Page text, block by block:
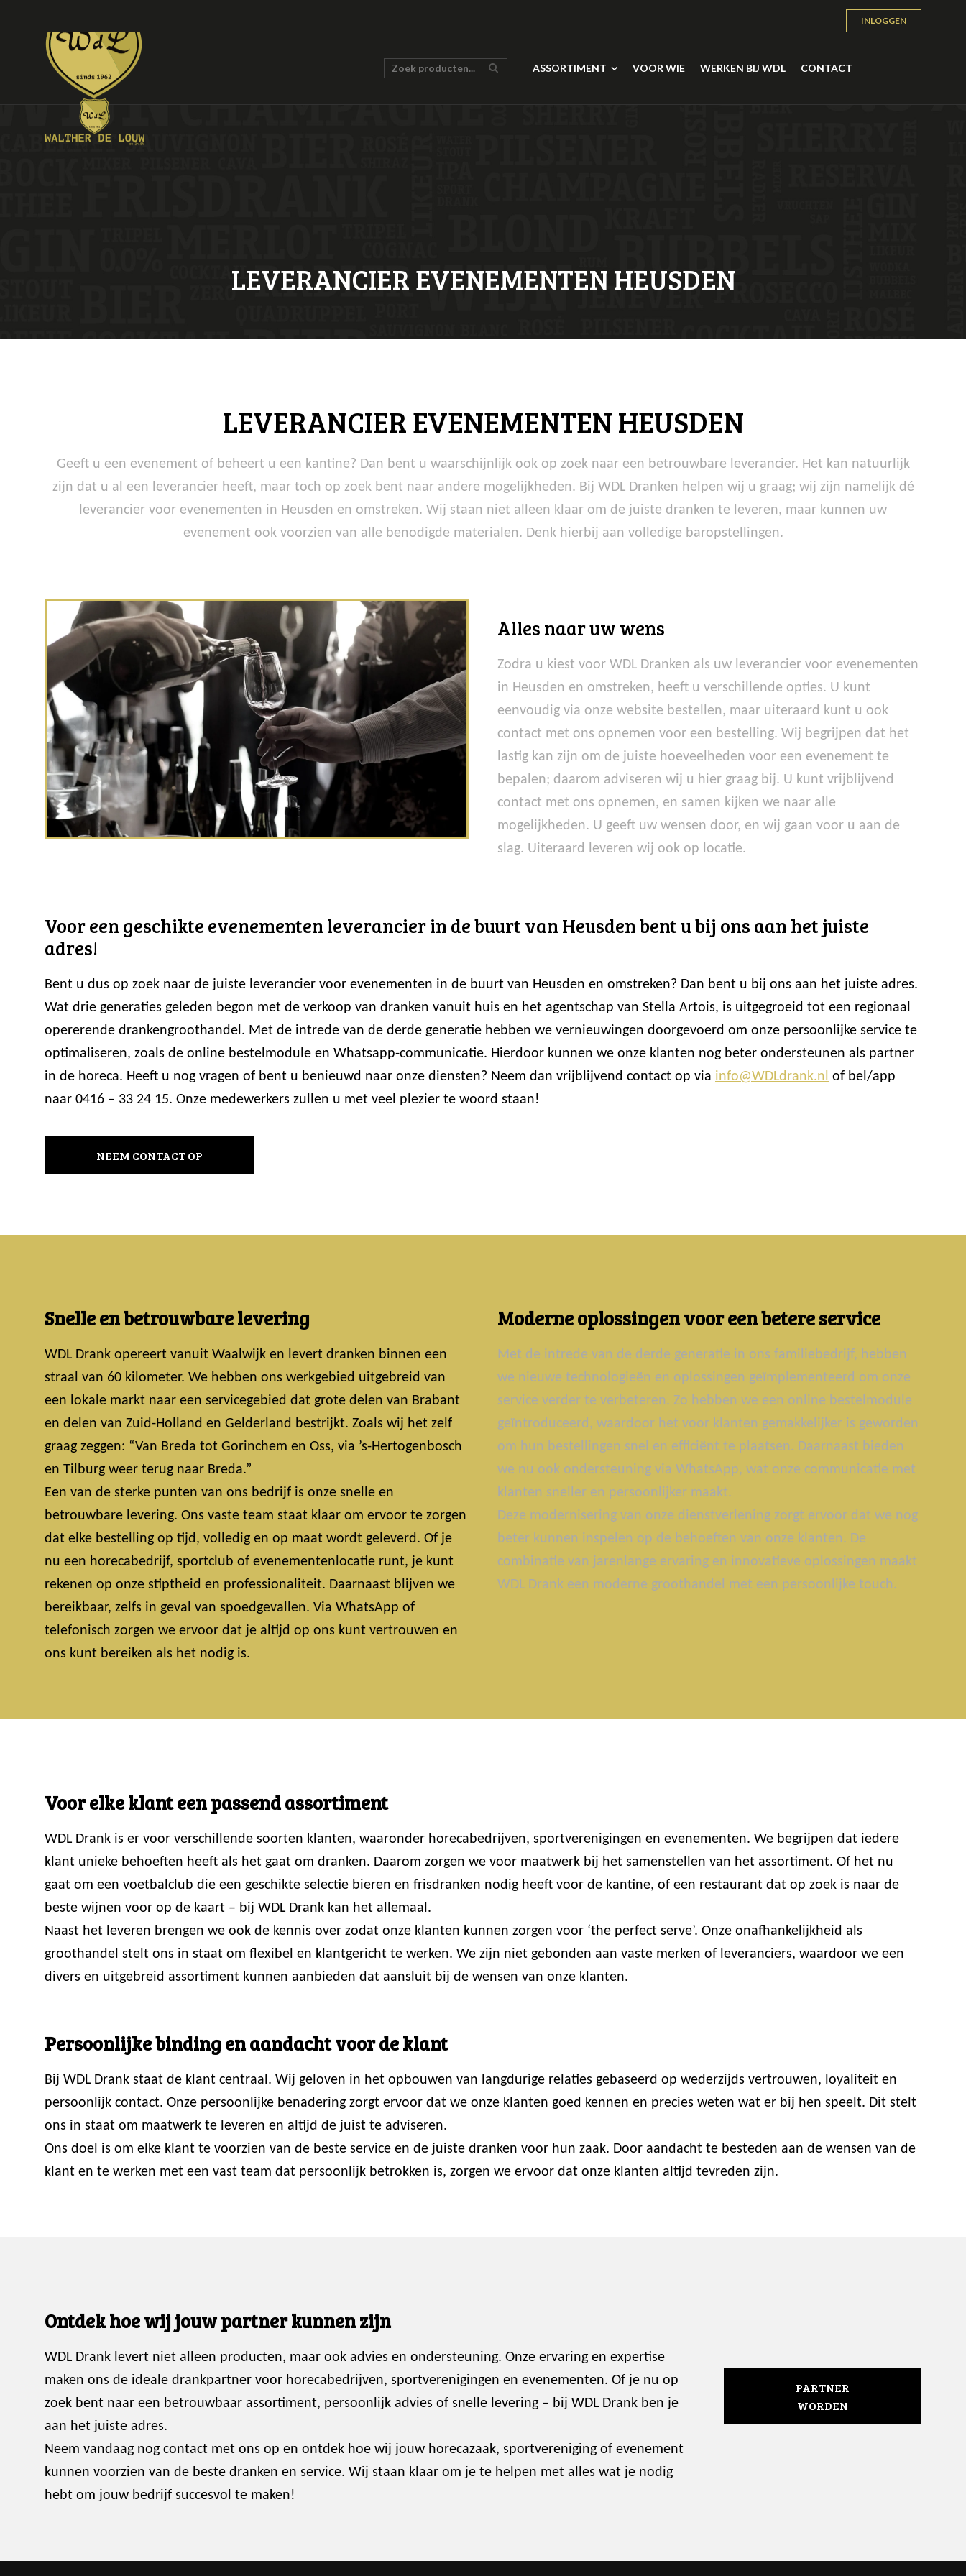
INLOGGEN
ASSORTIMENT VOOR WIE WERKEN BIJ WDL CONTACT
LEVERANCIER EVENEMENTEN HEUSDEN
LEVERANCIER EVENEMENTEN HEUSDEN
Geeft u een evenement of beheert u een kantine? Dan bent u waarschijnlijk ook op zoek naar een betrouwbare leverancier. Het kan natuurlijk
zijn dat u al een leverancier heeft, maar toch op zoek bent naar andere mogelijkheden. Bij WDL Dranken helpen wij u graag; wij zijn namelijk dé
leverancier voor evenementen in Heusden en omstreken. Wij staan niet alleen klaar om de juiste dranken te leveren, maar kunnen uw
evenement ook voorzien van alle benodigde materialen. Denk hierbij aan volledige baropstellingen.
Alles naar uw wens
Zodra u kiest voor WDL Dranken als uw leverancier voor evenementen
in Heusden en omstreken, heeft u verschillende opties. U kunt
eenvoudig via onze website bestellen, maar uiteraard kunt u ook
contact met ons opnemen voor een bestelling. Wij begrijpen dat het
lastig kan zijn om de juiste hoeveelheden voor een evenement te
bepalen; daarom adviseren wij u hier graag bij. U kunt vrijblijvend
contact met ons opnemen, en samen kijken we naar alle
mogelijkheden. U geeft uw wensen door, en wij gaan voor u aan de
slag. Uiteraard leveren wij ook op locatie.
Voor een geschikte evenementen leverancier in de buurt van Heusden bent u bij ons aan het juiste
adres!
Bent u dus op zoek naar de juiste leverancier voor evenementen in de buurt van Heusden en omstreken? Dan bent u bij ons aan het juiste adres.
Wat drie generaties geleden begon met de verkoop van dranken vanuit huis en het agentschap van Stella Artois, is uitgegroeid tot een regionaal
opererende drankengroothandel. Met de intrede van de derde generatie hebben we vernieuwingen doorgevoerd om onze persoonlijke service te
optimaliseren, zoals de online bestelmodule en Whatsapp-communicatie. Hierdoor kunnen we onze klanten nog beter ondersteunen als partner
in de horeca. Heeft u nog vragen of bent u benieuwd naar onze diensten? Neem dan vrijblijvend contact op via info@WDLdrank.nl of bel/app
naar 0416 – 33 24 15. Onze medewerkers zullen u met veel plezier te woord staan!
NEEM CONTACT OP
Snelle en betrouwbare levering
WDL Drank opereert vanuit Waalwijk en levert dranken binnen een
straal van 60 kilometer. We hebben ons werkgebied uitgebreid van
een lokale markt naar een servicegebied dat grote delen van Brabant
en delen van Zuid-Holland en Gelderland bestrijkt. Zoals wij het zelf
graag zeggen: “Van Breda tot Gorinchem en Oss, via ’s-Hertogenbosch
en Tilburg weer terug naar Breda.”
Een van de sterke punten van ons bedrijf is onze snelle en
betrouwbare levering. Ons vaste team staat klaar om ervoor te zorgen
dat elke bestelling op tijd, volledig en op maat wordt geleverd. Of je
nu een horecabedrijf, sportclub of evenementenlocatie runt, je kunt
rekenen op onze stiptheid en professionaliteit. Daarnaast blijven we
bereikbaar, zelfs in geval van spoedgevallen. Via WhatsApp of
telefonisch zorgen we ervoor dat je altijd op ons kunt vertrouwen en
ons kunt bereiken als het nodig is.
Moderne oplossingen voor een betere service
Met de intrede van de derde generatie in ons familiebedrijf, hebben
we nieuwe technologieën en oplossingen geïmplementeerd om onze
service verder te verbeteren. Zo hebben we een online bestelmodule
geïntroduceerd, waardoor het voor klanten gemakkelijker is geworden
om hun bestellingen snel en efficiënt te plaatsen. Daarnaast bieden
we nu ook ondersteuning via WhatsApp, wat onze communicatie met
klanten sneller en persoonlijker maakt.
Deze modernisering van onze dienstverlening zorgt ervoor dat we nog
beter kunnen inspelen op de behoeften van onze klanten. De
combinatie van jarenlange ervaring en innovatieve oplossingen maakt
WDL Drank een moderne groothandel met een persoonlijke touch.
Voor elke klant een passend assortiment
WDL Drank is er voor verschillende soorten klanten, waaronder horecabedrijven, sportverenigingen en evenementen. We begrijpen dat iedere
klant unieke behoeften heeft als het gaat om dranken. Daarom zorgen we voor maatwerk bij het samenstellen van het assortiment. Of het nu
gaat om een voetbalclub die een geschikte selectie bieren en frisdranken nodig heeft voor de kantine, of een restaurant dat op zoek is naar de
beste wijnen voor op de kaart – bij WDL Drank kan het allemaal.
Naast het leveren brengen we ook de kennis over zodat onze klanten kunnen zorgen voor ‘the perfect serve’. Onze onafhankelijkheid als
groothandel stelt ons in staat om flexibel en klantgericht te werken. We zijn niet gebonden aan vaste merken of leveranciers, waardoor we een
divers en uitgebreid assortiment kunnen aanbieden dat aansluit bij de wensen van onze klanten.
Persoonlijke binding en aandacht voor de klant
Bij WDL Drank staat de klant centraal. Wij geloven in het opbouwen van langdurige relaties gebaseerd op wederzijds vertrouwen, loyaliteit en
persoonlijk contact. Onze persoonlijke benadering zorgt ervoor dat we onze klanten goed kennen en precies weten wat er bij hen speelt. Dit stelt
ons in staat om maatwerk te leveren en altijd de juist te adviseren.
Ons doel is om elke klant te voorzien van de beste service en de juiste dranken voor hun zaak. Door aandacht te besteden aan de wensen van de
klant en te werken met een vast team dat persoonlijk betrokken is, zorgen we ervoor dat onze klanten altijd tevreden zijn.
Ontdek hoe wij jouw partner kunnen zijn
WDL Drank levert niet alleen producten, maar ook advies en ondersteuning. Onze ervaring en expertise
maken ons de ideale drankpartner voor horecabedrijven, sportverenigingen en evenementen. Of je nu op
zoek bent naar een betrouwbaar assortiment, persoonlijk advies of snelle levering – bij WDL Drank ben je
aan het juiste adres.
Neem vandaag nog contact met ons op en ontdek hoe wij jouw horecazaak, sportvereniging of evenement
kunnen voorzien van de beste dranken en service. Wij staan klaar om je te helpen met alles wat je nodig
hebt om jouw bedrijf succesvol te maken!
PARTNER
WORDEN